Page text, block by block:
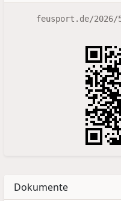
feusport.de/2026/
Dokumente